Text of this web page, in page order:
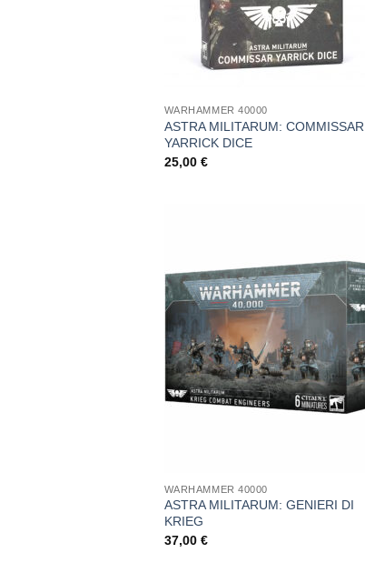
WARHAMMER 40000
ASTRA MILITARUM: COMMISSAR
YARRICK DICE
25,00 €
alla
dei
WARHAMMER 40000
ASTRA MILITARUM: GENIERI DI
KRIEG
37,00 €